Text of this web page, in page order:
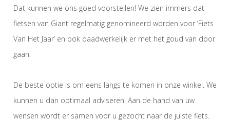
Dat kunnen we ons goed voorstellen! We zien immers dat
fietsen van Giant regelmatig genomineerd worden voor ‘Fiets
Van Het Jaar’ en ook daadwerkelijk er met het goud van door
gaan.
De beste optie is om eens langs te komen in onze winkel. We
kunnen u dan optimaal adviseren. Aan de hand van uw
wensen wordt er samen voor u gezocht naar de juiste fiets.